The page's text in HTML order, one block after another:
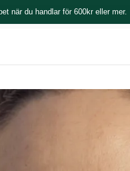
när du handlar för 600kr eller mer.